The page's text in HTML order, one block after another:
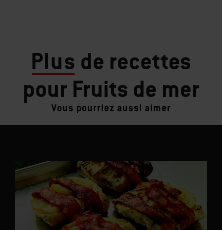
Plus de recettes
pour Fruits de mer
Vous pourriez aussi aimer